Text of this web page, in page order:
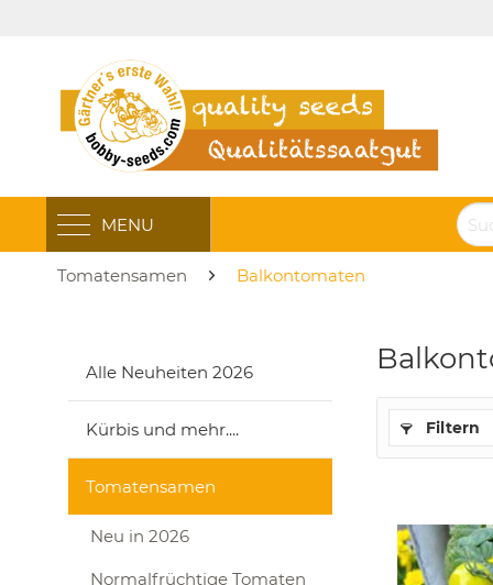
MENU
Tomatensamen Balkontomaten
Alle Neuheiten 2026
Kürbis und mehr....
Tomatensamen
Neu in 2026
Normalfrüchtige Tomaten
Filtern